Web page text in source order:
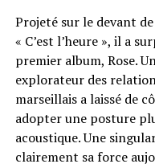
Projeté sur le devant
« C’est l’heure », il a
premier album, Rose.
explorateur des
marseillais a laissé de
adopter une posture
acoustique. Une
clairement sa force